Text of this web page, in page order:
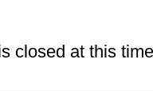
closed at this